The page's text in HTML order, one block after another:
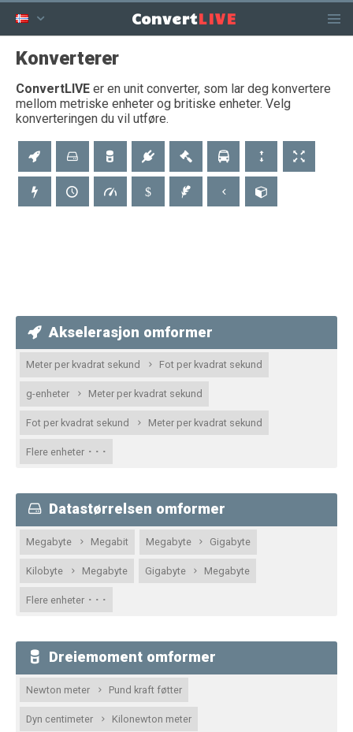
ConvertLIVE
Konverterer
ConvertLIVE er en unit converter, som lar deg konvertere
mellom metriske enheter og britiske enheter. Velg
konverteringen du vil utføre.
Akselerasjon omformer
Meter per kvadrat sekund Fot per kvadrat sekund
g-enheter Meter per kvadrat sekund
Fot per kvadrat sekund Meter per kvadrat sekund
Flere enheter · · ·
Datastørrelsen omformer
Megabyte Megabit Megabyte Gigabyte
Kilobyte Megabyte Gigabyte Megabyte
Flere enheter · · ·
Dreiemoment omformer
Newton meter Pund kraft føtter
Dyn centimeter Kilonewton meter